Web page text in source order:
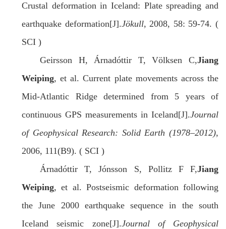
Crustal deformation in Iceland: Plate spreading and
earthquake deformation[J].Jökull, 2008, 58: 59-74. (
SCI )
Geirsson H, Árnadóttir T, Völksen C,Jiang
Weiping, et al. Current plate movements across the
Mid-Atlantic Ridge determined from 5 years of
continuous GPS measurements in Iceland[J].Journal
of Geophysical Research: Solid Earth (1978–2012),
2006, 111(B9). ( SCI )
Árnadóttir T, Jónsson S, Pollitz F F,Jiang
Weiping, et al. Postseismic deformation following
the June 2000 earthquake sequence in the south
Iceland seismic zone[J].Journal of Geophysical